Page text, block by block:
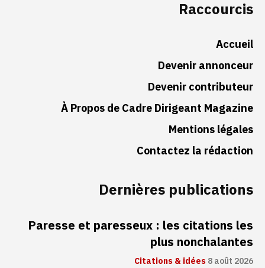
Raccourcis
Accueil
Devenir annonceur
Devenir contributeur
À Propos de Cadre Dirigeant Magazine
Mentions légales
Contactez la rédaction
Dernières publications
Paresse et paresseux : les citations les
plus nonchalantes
Citations & idées8 août 2026